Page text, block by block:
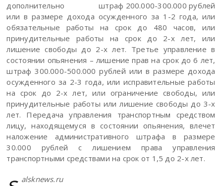
дополнительно штраф 200.000-300.000 рублей
или в размере дохода осужденного за 1-2 года, или
обязательные работы на срок до 480 часов, или
принудительные работы на срок до 2-х лет, или
лишение свободы до 2-х лет. Третье управление в
состоянии опьянения – лишение прав на срок до 6 лет,
штраф 300.000-500.000 рублей или в размере дохода
осужденного за 2-3 года, или исправительные работы
на срок до 2-х лет, или ограничение свободы, или
принудительные работы или лишение свободы до 3-х
лет. Передача управления транспортным средством
лицу, находящемуся в состоянии опьянения, влечет
наложение административного штрафа в размере
30.000 рублей с лишением права управления
транспортными средствами на срок от 1,5 до 2-х лет.
alsknews.ru